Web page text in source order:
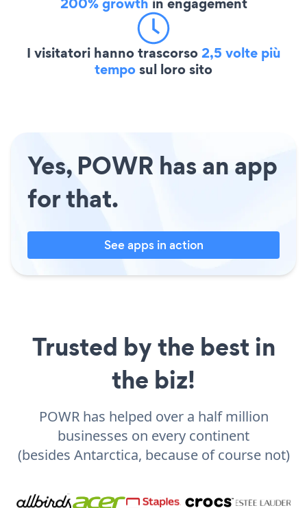
I visitatori hanno trascorso2,5 volte più
temposul loro sito
Yes, POWR has an app
for that.
See apps in action
Trusted by the best in
the biz!
POWR has helped over a half million
businesses on every continent
(besides Antarctica, because of course not)